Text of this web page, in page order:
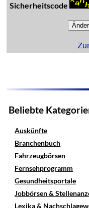
Sicherheitscode
Beliebte
Auskünfte
Branchenbuch
Fahrzeugbörsen
Fernsehprogramm
Gesundheitsportale
Jobbörsen &
Lexika &